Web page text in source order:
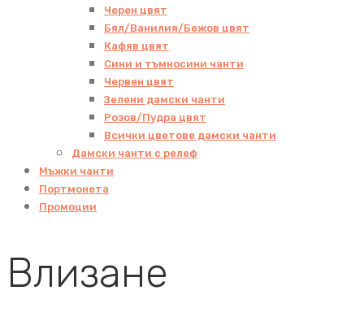
Черен цвят
Бял/Ванилия/Бежов цвят
Кафяв цвят
Сини и тъмносини чанти
Червен цвят
Зелени дамски чанти
Розов/Пудра цвят
Всички цветове дамски чанти
Дамски чанти с релеф
Мъжки чанти
Портмонета
Промоции
Влизане